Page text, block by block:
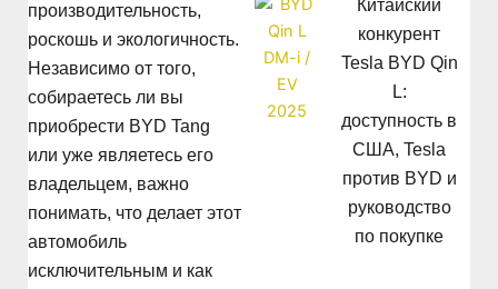
производительность,
роскошь и экологичность.
Независимо от того,
собираетесь ли вы
приобрести BYD Tang
или уже являетесь его
владельцем, важно
понимать, что делает этот
автомобиль
исключительным и как
Китайский
конкурент
Tesla BYD Qin
L:
доступность в
США, Tesla
против BYD и
руководство
по покупке